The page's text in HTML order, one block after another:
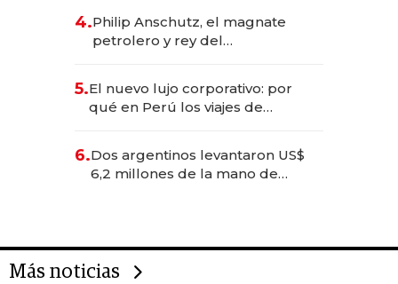
4.Philip Anschutz, el magnate
petrolero y rey del
Fénix
5.El nuevo lujo corporativo: por
qué en Perú los viajes de
para convertirse en experiencias
transformadoras
6.Dos argentinos levantaron US$
6,2 millones de la mano de
Más noticias